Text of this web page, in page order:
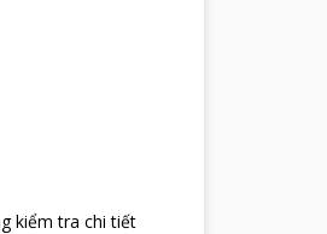
kiểm tra chi tiết